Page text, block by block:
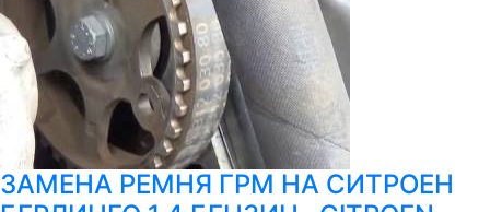
ЗАМЕНА РЕМНЯ ГРМ НА СИТРОЕН